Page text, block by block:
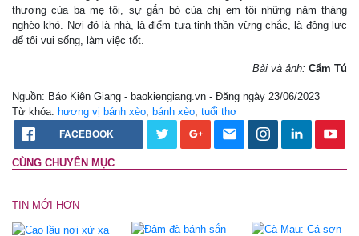
thương của ba mẹ tôi, sự gắn bó của chị em tôi những năm tháng
nghèo khó. Nơi đó là nhà, là điểm tựa tinh thần vững chắc, là động lực
để tôi vui sống, làm việc tốt.
Bài và ảnh: Cẩm Tú
Nguồn: Báo Kiên Giang - baokiengiang.vn - Đăng ngày 23/06/2023
Từ khóa: hương vị bánh xèo bánh xèo tuổi thơ
FACEBOOK
CÙNG CHUYÊN MỤC
TIN MỚI HƠN